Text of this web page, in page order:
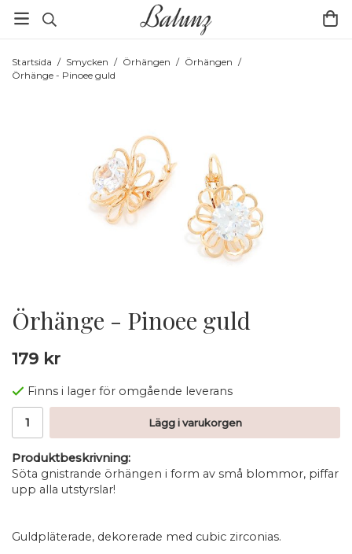
Startsida / Smycken / Örhängen / Örhängen /
Örhänge - Pinoee guld
Örhänge - Pinoee guld
179 kr
Finns i lager för omgående leverans
Lägg i varukorgen
Produktbeskrivning:
Söta gnistrande örhängen i form av små blommor, piffar
upp alla utstyrslar!
Guldpläterade, dekorerade med cubic zirconias.